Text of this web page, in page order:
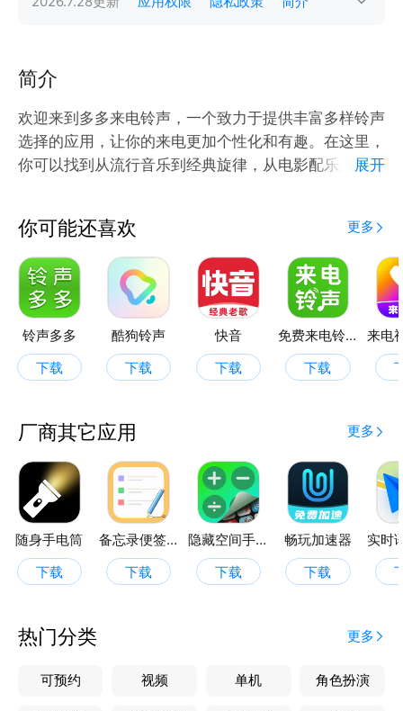
简介
欢迎来到多多来电铃声，一个致力于提供丰富多样铃声
选择的应用，让你的来电更加个性化和有趣。在这里，
你可以找到从流行音乐到经典旋律，从电影配乐到游戏
主要特性：
海量铃声库：我们精心挑选了数千首铃声，涵盖多种风
格和类型，总有一款能触动你的心弦。
轻松管理：应用界面简洁直观，让你轻松浏览、试听和
设置铃声，管理你的来电铃声变得简单快捷。
一键设置：只需简单几步，即可将你喜欢的铃声设置为
定期更新：我们定期更新铃声库，确保你总能享受到新
鲜热门的铃声。
为什么选择多多来电铃声？
个性化：让你的来电铃声与众不同，展现你的个性和品
味。
便捷性：随时随地，轻松管理你的铃声，让来电变得更
加有趣。
都能在这里找到你的专属铃声。
我们诚挚邀请你加入多多来电铃声的大家庭，一起享受
展开
你可能还喜欢 更多
铃声多多
下载
酷狗铃声
下载
快音
下载
免费来电铃声
下载
厂商其它应用 更多
随身手电筒
下载
备忘录便签记事本
下载
隐藏空间手机计算器
下载
畅玩加速器
下载
热门分类 更多
可预约 视频 单机 角色扮演